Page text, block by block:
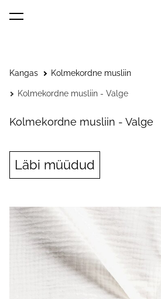
lisati ostukorvi.
Kangas Kolmekordne musliin
Kolmekordne musliin - Valge
Kolmekordne musliin - Valge
Läbi müüdud